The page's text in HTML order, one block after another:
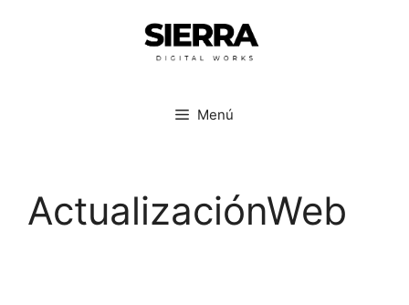
Menú
ActualizaciónWeb